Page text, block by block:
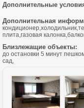
Дополнительные
Дополнительная
плита,газовая
Близлежащие объекты:
до остановки 5 минут
сад,